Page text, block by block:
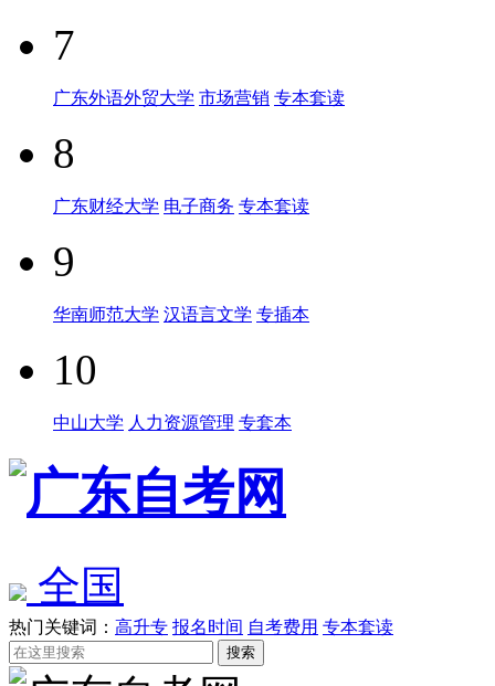
7
广东外语外贸大学 市场营销 专本套读
8
广东财经大学 电子商务 专本套读
9
华南师范大学 汉语言文学 专插本
10
中山大学 人力资源管理 专套本
全国
热门关键词： 高升专 报名时间 自考费用 专本套读